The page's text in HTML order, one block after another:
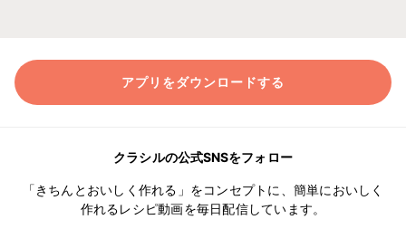
アプリをダウンロードする
クラシルの公式SNSをフォロー
「きちんとおいしく作れる」をコンセプトに、簡単においしく
作れるレシピ動画を毎日配信しています。